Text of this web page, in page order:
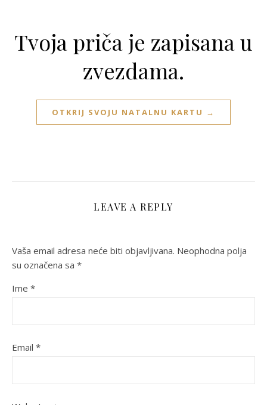
Tvoja priča je zapisana u
zvezdama.
OTKRIJ SVOJU NATALNU KARTU →
LEAVE A REPLY
Vaša email adresa neće biti objavljivana. Neophodna polja
su označena sa *
Ime *
Email *